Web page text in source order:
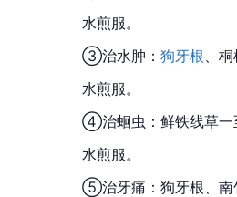
水煎服。
③治水肿： 狗牙根 、
水煎服。
④治蛔虫 ：鲜铁线草
水煎服。
⑤治牙痛：狗牙根、南